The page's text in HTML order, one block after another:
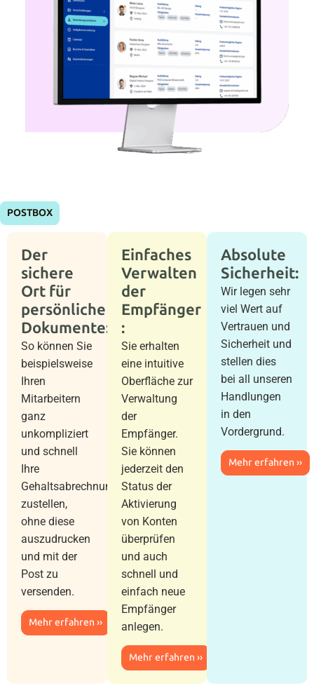
POSTBOX
Der
sichere
Ort für
persönliche
Dokumente:
So können Sie
beispielsweise
Ihren
Mitarbeitern
ganz
unkompliziert
und schnell
Ihre
Gehaltsabrechnungen
zustellen,
ohne diese
auszudrucken
und mit der
Post zu
versenden.
Mehr erfahren ››
Einfaches
Verwalten
der
Empfänger
:
Sie erhalten
eine intuitive
Oberfläche zur
Verwaltung
der
Empfänger.
Sie können
jederzeit den
Status der
Aktivierung
von Konten
überprüfen
und auch
schnell und
einfach neue
Empfänger
anlegen.
Mehr erfahren ››
Absolute
Sicherheit:
Wir legen sehr
viel Wert auf
Vertrauen und
Sicherheit und
stellen dies
bei all unseren
Handlungen
in den
Vordergrund.
Mehr erfahren ››